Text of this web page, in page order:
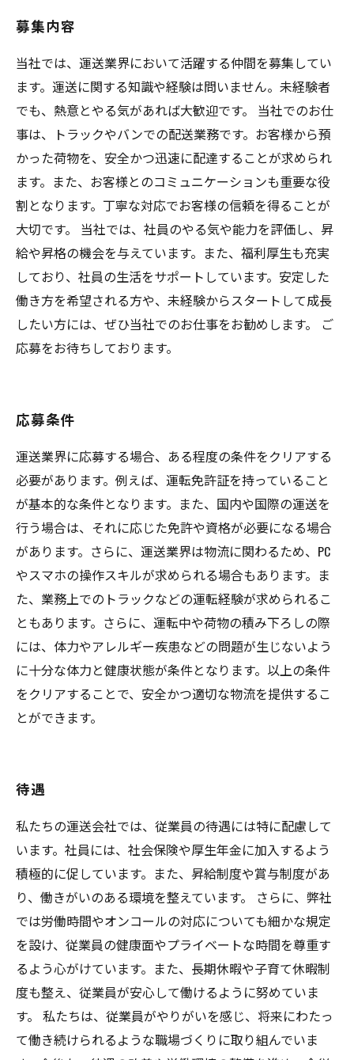
募集内容
当社では、運送業界において活躍する仲間を募集してい
ます。運送に関する知識や経験は問いません。未経験者
でも、熱意とやる気があれば大歓迎です。 当社でのお仕
事は、トラックやバンでの配送業務です。お客様から預
かった荷物を、安全かつ迅速に配達することが求められ
ます。また、お客様とのコミュニケーションも重要な役
割となります。丁寧な対応でお客様の信頼を得ることが
大切です。 当社では、社員のやる気や能力を評価し、昇
給や昇格の機会を与えています。また、福利厚生も充実
しており、社員の生活をサポートしています。安定した
働き方を希望される方や、未経験からスタートして成長
したい方には、ぜひ当社でのお仕事をお勧めします。 ご
応募をお待ちしております。
応募条件
運送業界に応募する場合、ある程度の条件をクリアする
必要があります。例えば、運転免許証を持っていること
が基本的な条件となります。また、国内や国際の運送を
行う場合は、それに応じた免許や資格が必要になる場合
があります。さらに、運送業界は物流に関わるため、PC
やスマホの操作スキルが求められる場合もあります。ま
た、業務上でのトラックなどの運転経験が求められるこ
ともあります。さらに、運転中や荷物の積み下ろしの際
には、体力やアレルギー疾患などの問題が生じないよう
に十分な体力と健康状態が条件となります。以上の条件
をクリアすることで、安全かつ適切な物流を提供するこ
とができます。
待遇
私たちの運送会社では、従業員の待遇には特に配慮して
います。社員には、社会保険や厚生年金に加入するよう
積極的に促しています。また、昇給制度や賞与制度があ
り、働きがいのある環境を整えています。 さらに、弊社
では労働時間やオンコールの対応についても細かな規定
を設け、従業員の健康面やプライベートな時間を尊重す
るよう心がけています。また、長期休暇や子育て休暇制
度も整え、従業員が安心して働けるように努めていま
す。 私たちは、従業員がやりがいを感じ、将来にわたっ
て働き続けられるような職場づくりに取り組んでいま